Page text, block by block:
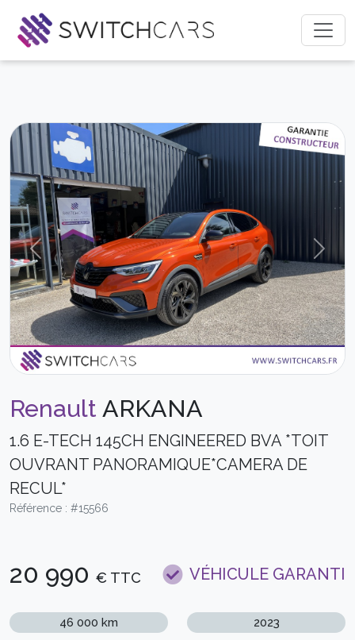
Previous Next
Renault ARKANA
1.6 E-TECH 145CH ENGINEERED BVA *TOIT
OUVRANT PANORAMIQUE*CAMERA DE
RECUL*
Référence : #15566
20 990 € TTC VÉHICULE GARANTI
46 000 km 2023